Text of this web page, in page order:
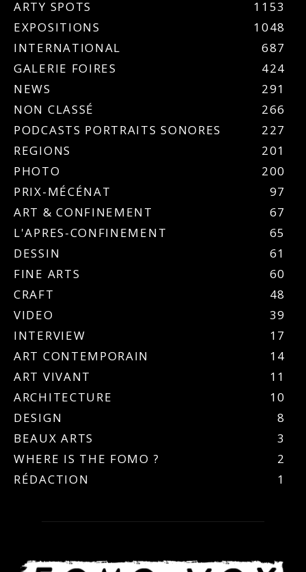
ARTY SPOTS
1153
EXPOSITIONS
1048
INTERNATIONAL
687
GALERIE FOIRES
424
NEWS
291
NON CLASSÉ
266
PODCASTS PORTRAITS SONORES
227
REGIONS
201
PHOTO
200
PRIX-MÉCÉNAT
97
ART & CONFINEMENT
67
L'APRES-CONFINEMENT
65
DESSIN
61
FINE ARTS
60
CRAFT
48
VIDEO
39
INTERVIEW
17
ART CONTEMPORAIN
14
ART VIVANT
11
ARCHITECTURE
10
DESIGN
8
BEAUX ARTS
3
WHERE IS THE FOMO ?
2
RÉDACTION
1